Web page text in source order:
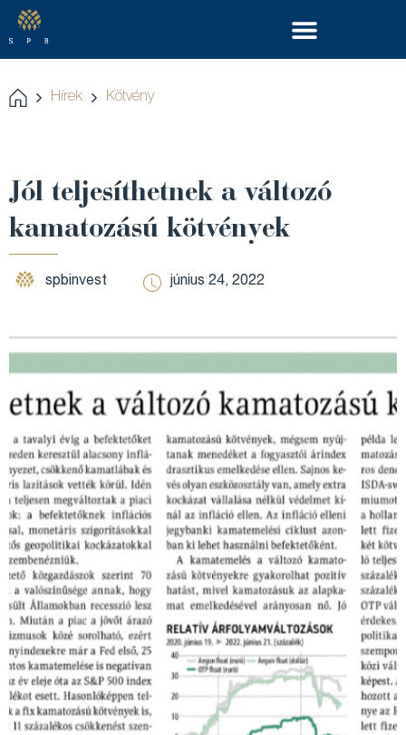
Hírek Kötvény
Jól teljesíthetnek a változó
kamatozású kötvények
spbinvest június 24, 2022